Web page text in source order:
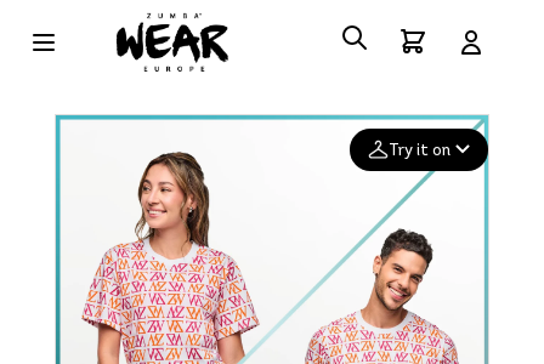
Try it on
Add your
photo
Deleted after 24 hours